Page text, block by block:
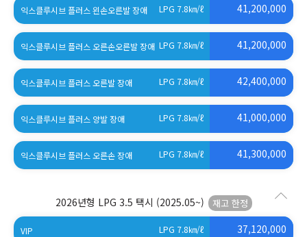
익스클루시브 플러스 왼손오른발 장애 LPG 7.8㎞/ℓ 41,200,000
익스클루시브 플러스 오른손오른발 장애 LPG 7.8㎞/ℓ 41,200,000
익스클루시브 플러스 오른발 장애 LPG 7.8㎞/ℓ 42,400,000
익스클루시브 플러스 양발 장애 LPG 7.8㎞/ℓ 41,000,000
익스클루시브 플러스 오른손 장애 LPG 7.8㎞/ℓ 41,300,000
2026년형 LPG 3.5 택시 (2025.05~)
VIP LPG 7.8㎞/ℓ 37,120,000